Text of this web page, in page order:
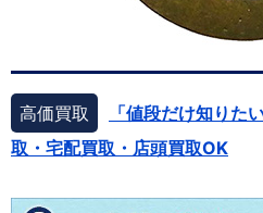
高価買取
「値段だけ知りた
取・宅配買取・店頭買取OK